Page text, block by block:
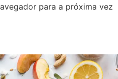
para a próxima vez